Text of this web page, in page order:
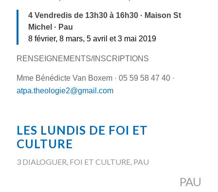
4 Vendredis de 13h30 à 16h30 · Maison St
Michel · Pau
8 février, 8 mars, 5 avril et 3 mai 2019
RENSEIGNEMENTS/INSCRIPTIONS
Mme Bénédicte Van Boxem · 05 59 58 47 40 ·
atpa.theologie2@gmail.com
LES LUNDIS DE FOI ET
CULTURE
3 DIALOGUER FOI ET CULTURE, PAU
PAU